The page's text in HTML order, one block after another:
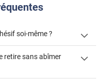
soi-même ?
adhésif ? »
retire sans abîmer